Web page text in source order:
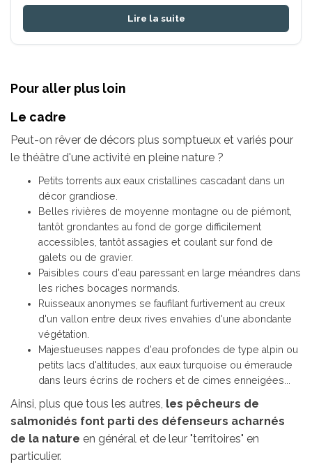
Lire la suite
Pour aller plus loin
Le cadre
Peut-on rêver de décors plus somptueux et variés pour
le théâtre d'une activité en pleine nature ?
Petits torrents aux eaux cristallines cascadant dans un
décor grandiose.
Belles rivières de moyenne montagne ou de piémont,
tantôt grondantes au fond de gorge difficilement
accessibles, tantôt assagies et coulant sur fond de
galets ou de gravier.
Paisibles cours d'eau paressant en large méandres dans
les riches bocages normands.
Ruisseaux anonymes se faufilant furtivement au creux
d'un vallon entre deux rives envahies d'une abondante
végétation.
Majestueuses nappes d'eau profondes de type alpin ou
petits lacs d'altitudes, aux eaux turquoise ou émeraude
dans leurs écrins de rochers et de cimes enneigées...
Ainsi, plus que tous les autres, les pêcheurs de
salmonidés font parti des défenseurs acharnés
de la nature en général et de leur "territoires" en
particulier.